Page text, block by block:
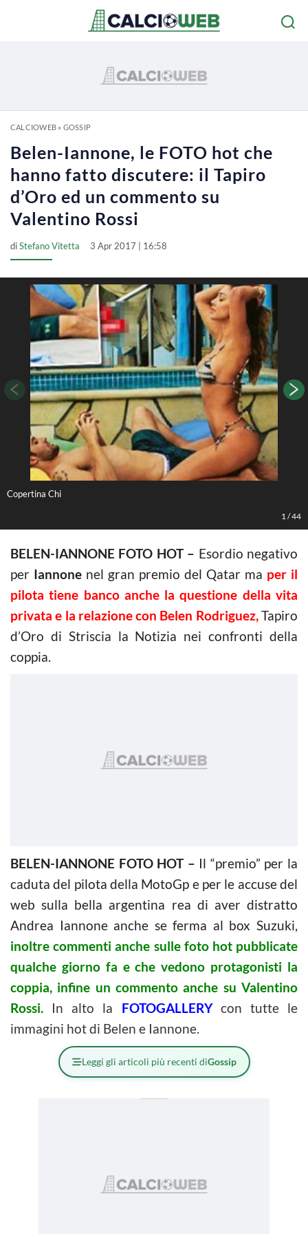
CALCIOWEB» GOSSIP
Belen-Iannone, le FOTO hot che
hanno fatto discutere: il Tapiro
d’Oro ed un commento su
Valentino Rossi
diStefano Vitetta 3 Apr 2017 | 16:58
Copertina Chi
1 /44
BELEN-IANNONE FOTO HOT – Esordio negativo
per Iannone nel gran premio del Qatar ma per il
pilota tiene banco anche la questione della vita
privata e la relazione con Belen Rodriguez,Tapiro
d’Oro di Striscia la Notizia nei confronti della
coppia.
BELEN-IANNONE FOTO HOT – Il “premio” per la
caduta del pilota della MotoGp e per le accuse del
web sulla bella argentina rea di aver distratto
Andrea Iannone anche se ferma al box Suzuki,
inoltre commenti anche sulle foto hot pubblicate
qualche giorno fa e che vedono protagonisti la
coppia, infine un commento anche su Valentino
Rossi. In alto la FOTOGALLERY con tutte le
immagini hot di Belen e Iannone.
Leggi gli articoli più recenti diGossip